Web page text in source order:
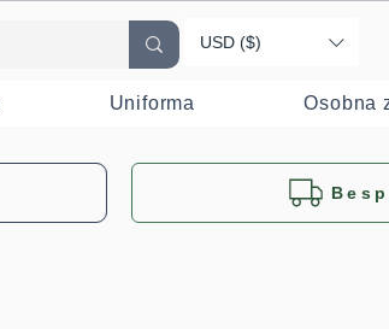
USD ($)
Uniforma Osobna